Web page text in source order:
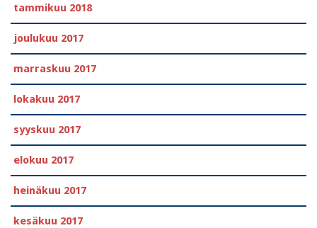
tammikuu 2018
joulukuu 2017
marraskuu 2017
lokakuu 2017
syyskuu 2017
elokuu 2017
heinäkuu 2017
kesäkuu 2017